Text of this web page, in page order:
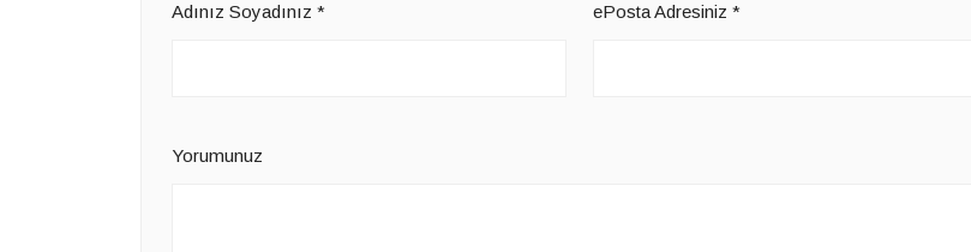
Adınız Soyadınız * ePosta Adresiniz *
Yorumunuz